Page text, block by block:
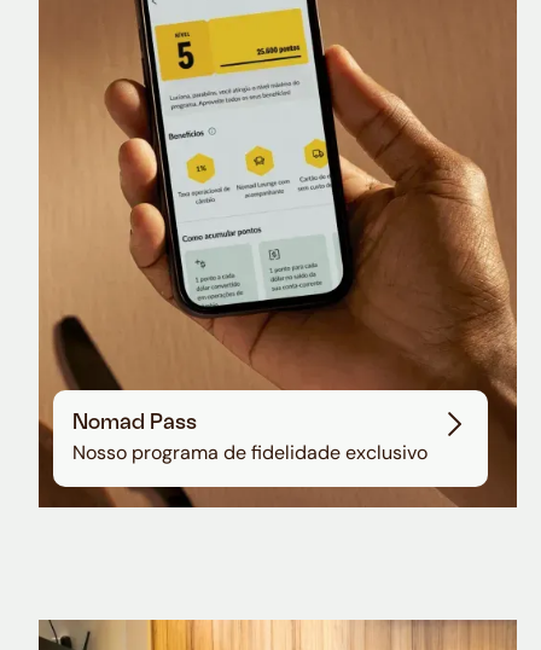
Nomad Lounge
Sala VIP no Aeroporto de Guarulhos
Nomad Pass
Nosso programa de fidelidade exclusivo